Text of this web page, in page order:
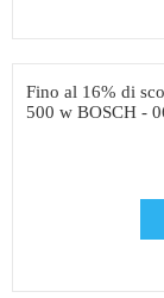
Fino al 16% di
500 w BOSCH -